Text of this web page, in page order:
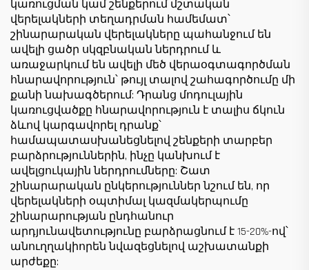
կառուցման կամ շենքերում մշտական
վերելակների տեղադրման համեմատ՝
շինարարական վերելակները պահանջում են
ավելի ցածր սկզբնական ներդրում և
առաջարկում են ավելի մեծ վերաօգտագործման
հնարավորություն՝ թույլ տալով շահագործումը մի
քանի նախագծերում: Դրանց մոդուլային
կառուցվածքը հնարավորություն է տալիս ճկուն
ձևով կարգավորել դրանք՝
համապատասխանեցնելով շենքերի տարբեր
բարձրություններին, ինչը կանխում է
ավելցուկային ներդրումները: Շատ
շինարարական ընկերություններ նշում են, որ
վերելակների օպտիմալ կազմակերպումը
շինարարության ընդհանուր
արդյունավետությունը բարձրացնում է 15-20%-ով՝
անուղղակիորեն նվազեցնելով աշխատանքի
արժեքը: